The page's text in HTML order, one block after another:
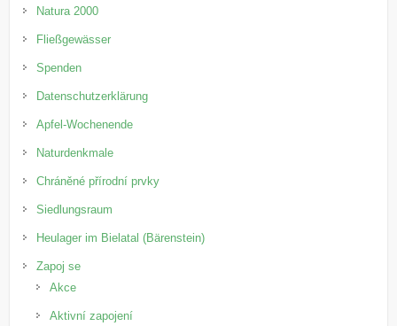
Natura 2000
Fließgewässer
Spenden
Datenschutzerklärung
Apfel-Wochenende
Naturdenkmale
Chráněné přírodní prvky
Siedlungsraum
Heulager im Bielatal (Bärenstein)
Zapoj se
Akce
Aktivní zapojení